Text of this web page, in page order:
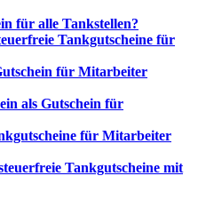
für alle Tankstellen?
Tankgutscheine für
für Mitarbeiter
als Gutschein für
für Mitarbeiter
Tankgutscheine mit